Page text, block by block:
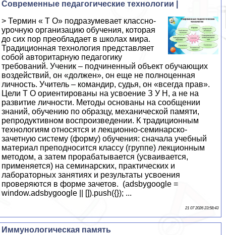
Современные педагогические технологии |
> Термин « Т О» подразумевает классно-
урочную организацию обучения, которая
до сих пор преобладает в школах мира.
Традиционная технология представляет
собой авторитарную педагогику
требований. Ученик – подчиненный объект обучающих
воздействий, он «должен», он еще не полноценная
личность. Учитель – командир, судья, он «всегда прав».
Цели Т О ориентированы на усвоение З У Н, а не на
развитие личности. Методы основаны на сообщении
знаний, обучению по образцу, механической памяти,
репродуктивном воспроизведении. К традиционным
технологиям относятся и лекционно-семинарско-
зачетную систему (форму) обучения: сначала учебный
материал преподносится классу (группе) лекционным
методом, а затем прорабатывается (усваивается,
применяется) на семинарских, практических и
лабораторных занятиях и результаты усвоения
проверяются в форме зачетов. (adsbygoogle =
window.adsbygoogle || []).push({}); ...
21 07 2026 23:58:43
Иммунологическая память